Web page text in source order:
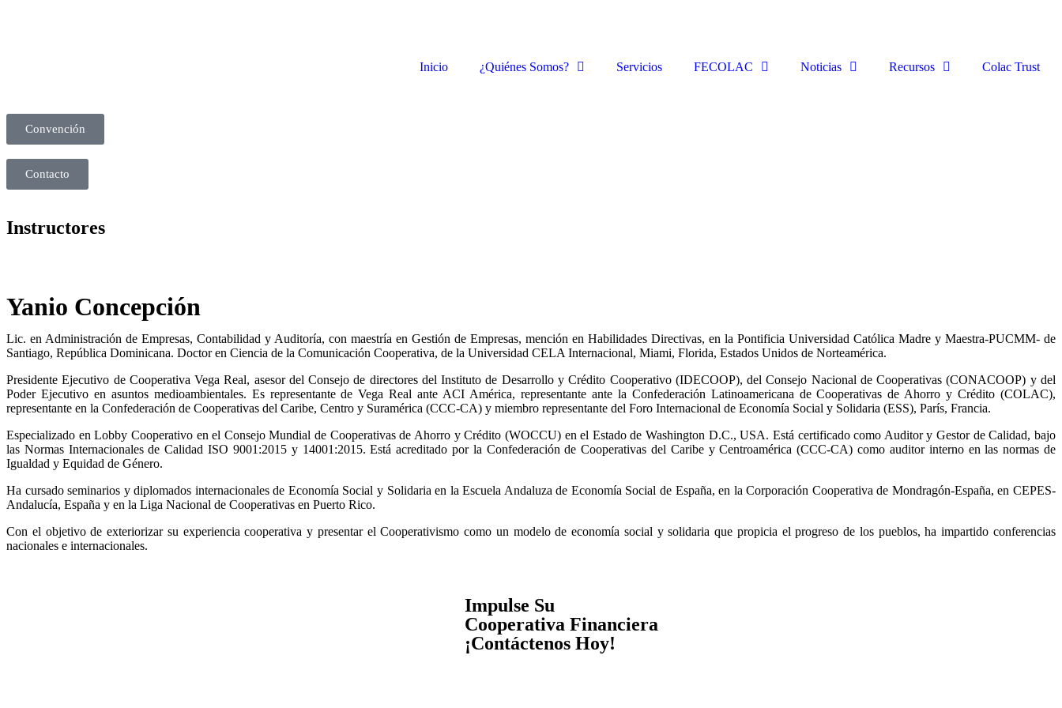
Inicio ¿Quiénes Somos? Servicios FECOLAC Noticias Recursos Colac Trust
Convención
Contacto
Instructores
Yanio Concepción
Lic. en Administración de Empresas, Contabilidad y Auditoría, con maestría en Gestión de Empresas, mención en Habilidades Directivas, en la Pontificia Universidad Católica Madre y Maestra-PUCMM- de
Santiago, República Dominicana. Doctor en Ciencia de la Comunicación Cooperativa, de la Universidad CELA Internacional, Miami, Florida, Estados Unidos de Norteamérica.
Presidente Ejecutivo de Cooperativa Vega Real, asesor del Consejo de directores del Instituto de Desarrollo y Crédito Cooperativo (IDECOOP), del Consejo Nacional de Cooperativas (CONACOOP) y del
Poder Ejecutivo en asuntos medioambientales. Es representante de Vega Real ante ACI América, representante ante la Confederación Latinoamericana de Cooperativas de Ahorro y Crédito (COLAC),
representante en la Confederación de Cooperativas del Caribe, Centro y Suramérica (CCC-CA) y miembro representante del Foro Internacional de Economía Social y Solidaria (ESS), París, Francia.
Especializado en Lobby Cooperativo en el Consejo Mundial de Cooperativas de Ahorro y Crédito (WOCCU) en el Estado de Washington D.C., USA. Está certificado como Auditor y Gestor de Calidad, bajo
las Normas Internacionales de Calidad ISO 9001:2015 y 14001:2015. Está acreditado por la Confederación de Cooperativas del Caribe y Centroamérica (CCC-CA) como auditor interno en las normas de
Igualdad y Equidad de Género.
Ha cursado seminarios y diplomados internacionales de Economía Social y Solidaria en la Escuela Andaluza de Economía Social de España, en la Corporación Cooperativa de Mondragón-España, en CEPES-
Andalucía, España y en la Liga Nacional de Cooperativas en Puerto Rico.
Con el objetivo de exteriorizar su experiencia cooperativa y presentar el Cooperativismo como un modelo de economía social y solidaria que propicia el progreso de los pueblos, ha impartido conferencias
nacionales e internacionales.
Impulse Su
Cooperativa Financiera
¡Contáctenos Hoy!